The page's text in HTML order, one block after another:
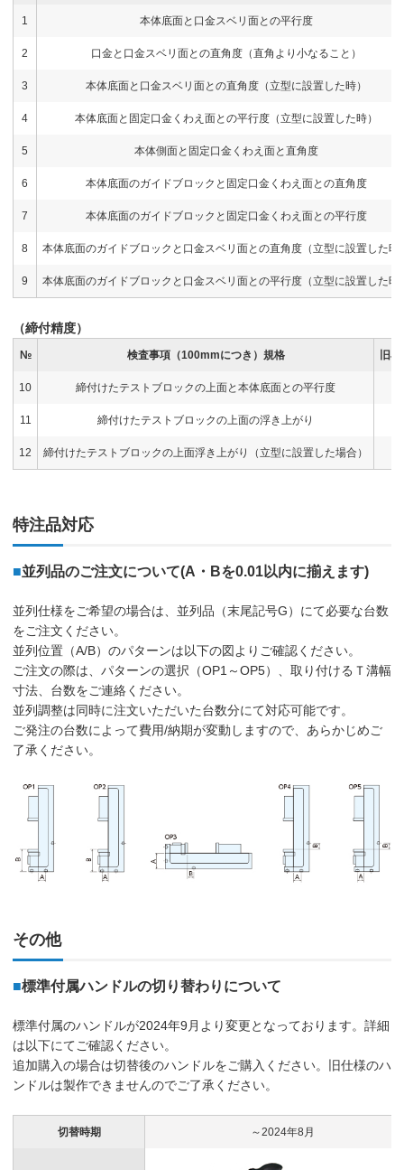
1 本体底面と口金スベリ面との平行度
2 口金と口金スベリ面との直角度（直角より小なること）
3 本体底面と口金スベリ面との直角度（立型に設置した時）
4 本体底面と固定口金くわえ面との平行度（立型に設置した時）
5 本体側面と固定口金くわえ面と直角度
6 本体底面のガイドブロックと固定口金くわえ面との直角度
7 本体底面のガイドブロックと固定口金くわえ面との平行度
8 本体底面のガイドブロックと口金スベリ面との直角度（立型に設置した時
9 本体底面のガイドブロックと口金スベリ面との平行度（立型に設置した時
（締付精度）
№ 検査事項（100mmにつき）規格 旧
10 締付けたテストブロックの上面と本体底面との平行度
11 締付けたテストブロックの上面の浮き上がり
12 締付けたテストブロックの上面浮き上がり（立型に設置した場合）
特注品対応
■並列品のご注文について(A・Bを0.01以内に揃えます)
並列仕様をご希望の場合は、並列品（末尾記号G）にて必要な台数
をご注文ください。
並列位置（A/B）のパターンは以下の図よりご確認ください。
ご注文の際は、パターンの選択（OP1～OP5）、取り付けるＴ溝幅
寸法、台数をご連絡ください。
並列調整は同時に注文いただいた台数分にて対応可能です。
ご発注の台数によって費用/納期が変動しますので、あらかじめご
了承ください。
その他
■標準付属ハンドルの切り替わりについて
標準付属のハンドルが2024年9月より変更となっております。詳細
は以下にてご確認ください。
追加購入の場合は切替後のハンドルをご購入ください。旧仕様のハ
ンドルは製作できませんのでご了承ください。
切替時期 ～2024年8月